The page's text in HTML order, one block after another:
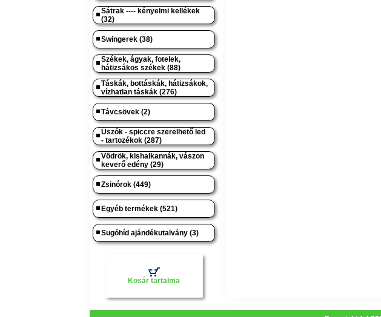
Sátrak ---- kényelmi kellékek
(32)
Swingerek (38)
Székek, ágyak, fotelek,
hátizsákos székek (88)
Táskák, bottáskák, hátizsákok,
vízhatlan táskák (276)
Távcsövek (2)
Úszók - spiccre szerelhető led
- tartozékok (287)
Vödrök, kishalkannák, vászon
keverő edény (29)
Zsinórok (449)
Egyéb termékek (521)
Sugóhíd ajándékutalvány (3)
Kosár tartalma